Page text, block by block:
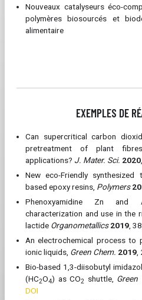
Nouveaux catalyseurs éco-
polymères biosourcés et
alimentaire
EXEMPLES DE
Can supercritical carbon
pretreatment of plant
applications? J. Mater. Sci. 2020
New eco-Friendly
based epoxy resins, Polymers
Phenoxyamidine Zn and
characterization and use in the
lactide Organometallics2019 ,
An electrochemical process to
ionic liquids, Green Chem. 2019
Bio-based 1,3-diisobutyl
(HC2O4) as CO2 shuttle, Green
DOI